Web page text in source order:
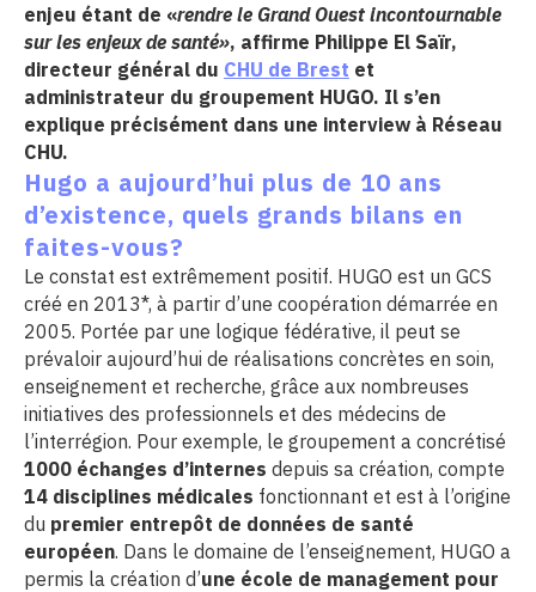
un CHU
enjeu étant de «rendre le Grand Ouest incontournable
sur les enjeux de santé», affirme Philippe El Saïr,
directeur général du CHU de Brest et
administrateur du groupement HUGO. Il s’en
explique précisément dans une interview à Réseau
CHU.
Hugo a aujourd’hui plus de 10 ans
d’existence, quels grands bilans en
faites-vous?
Le constat est extrêmement positif. HUGO est un GCS
créé en 2013*, à partir d’une coopération démarrée en
2005. Portée par une logique fédérative, il peut se
prévaloir aujourd’hui de réalisations concrètes en soin,
enseignement et recherche, grâce aux nombreuses
initiatives des professionnels et des médecins de
l’interrégion. Pour exemple, le groupement a concrétisé
1000 échanges d’internes depuis sa création, compte
14 disciplines médicales fonctionnant et est à l’origine
du premier entrepôt de données de santé
européen. Dans le domaine de l’enseignement, HUGO a
permis la création d’une école de management pour